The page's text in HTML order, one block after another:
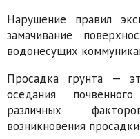
Нарушение правил
замачивание
водонесущих
Просадка грунта —
оседания
различных
возникновения